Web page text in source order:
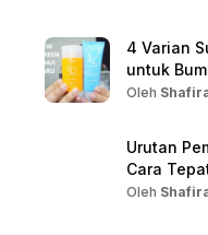
4 Varian
untuk
Oleh
Urutan
Cara
Oleh